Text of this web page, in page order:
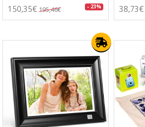
150,35€ 195,46€ - 23% 38,73€